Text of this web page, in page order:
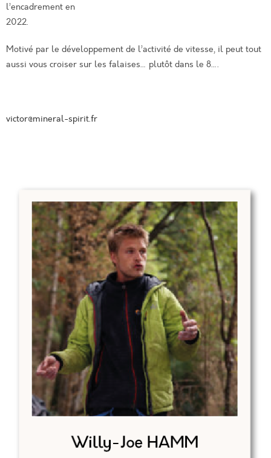
l’encadrement en
2022.
Motivé par le développement de l’activité de vitesse, il peut tout
aussi vous croiser sur les falaises… plutôt dans le 8….
victor@mineral-spirit.fr